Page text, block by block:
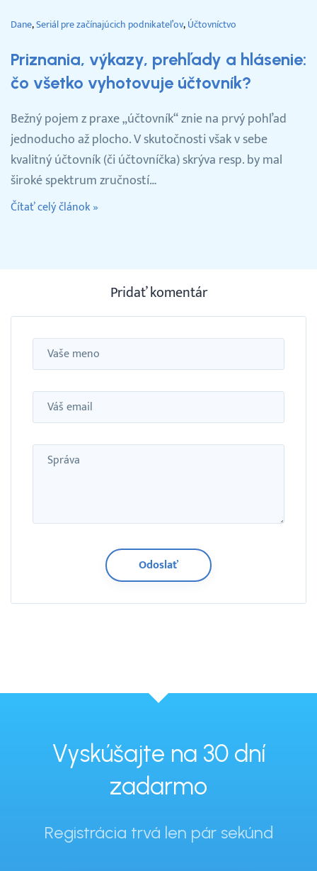
Dane Seriál pre začínajúcich podnikateľov Účtovníctvo
Priznania, výkazy, prehľady a hlásenie:
čo všetko vyhotovuje účtovník?
Bežný pojem z praxe „účtovník“ znie na prvý pohľad
jednoducho až plocho. V skutočnosti však v sebe
kvalitný účtovník (či účtovníčka) skrýva resp. by mal
široké spektrum zručností…
Čítať celý článok »
Pridať komentár
Meno
Email
Správa
Vyskúšajte na 30 dní
zadarmo
Registrácia trvá len pár sekúnd